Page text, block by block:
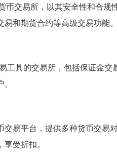
币交易所，以其安全性和合
和期货合约等高级交易功能。
工具的交易所，包括保证金
交易平台，提供多种货币交易
受折扣。